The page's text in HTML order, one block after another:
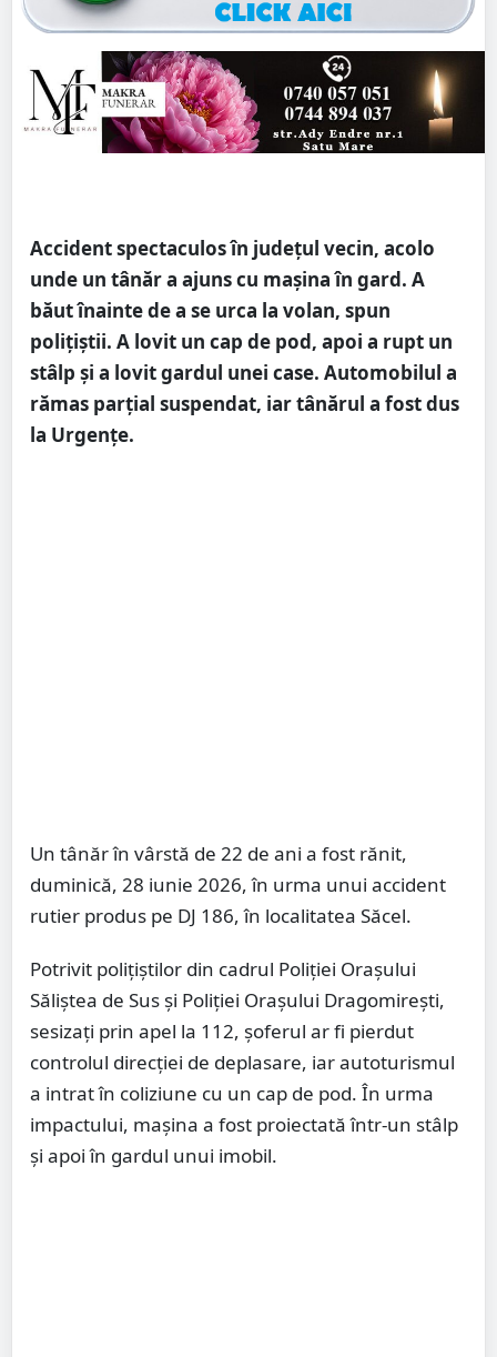
Accident spectaculos în județul vecin, acolo
unde un tânăr a ajuns cu mașina în gard. A
băut înainte de a se urca la volan, spun
polițiștii. A lovit un cap de pod, apoi a rupt un
stâlp și a lovit gardul unei case. Automobilul a
rămas parțial suspendat, iar tânărul a fost dus
la Urgențe.
Un tânăr în vârstă de 22 de ani a fost rănit,
duminică, 28 iunie 2026, în urma unui accident
rutier produs pe DJ 186, în localitatea Săcel.
Potrivit polițiștilor din cadrul Poliției Orașului
Săliștea de Sus și Poliției Orașului Dragomirești,
sesizați prin apel la 112, șoferul ar fi pierdut
controlul direcției de deplasare, iar autoturismul
a intrat în coliziune cu un cap de pod. În urma
impactului, mașina a fost proiectată într-un stâlp
și apoi în gardul unui imobil.